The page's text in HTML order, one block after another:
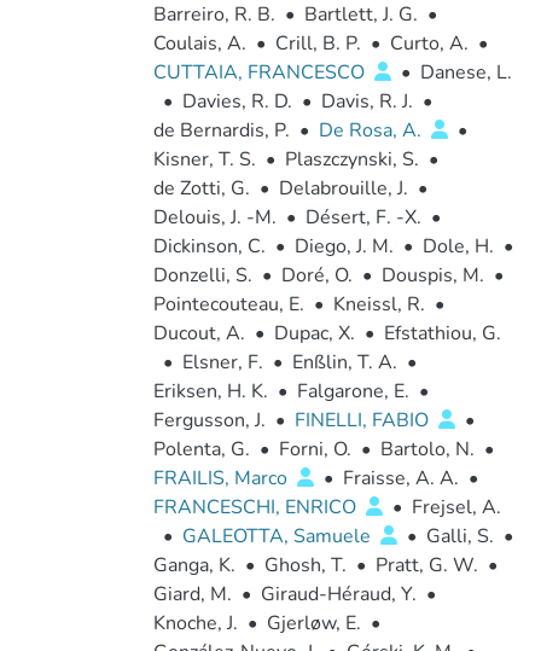
Barreiro, R. B. • Bartlett, J. G. •
Coulais, A. • Crill, B. P. • Curto, A. •
CUTTAIA, FRANCESCO
• Danese, L.
• Davies, R. D. • Davis, R. J. •
de Bernardis, P. • De Rosa, A.
•
Kisner, T. S. • Plaszczynski, S. •
de Zotti, G. • Delabrouille, J. •
Delouis, J. -M. • Désert, F. -X. •
Dickinson, C. • Diego, J. M. • Dole, H. •
Donzelli, S. • Doré, O. • Douspis, M. •
Pointecouteau, E. • Kneissl, R. •
Ducout, A. • Dupac, X. • Efstathiou, G.
• Elsner, F. • Enßlin, T. A. •
Eriksen, H. K. • Falgarone, E. •
Fergusson, J. • FINELLI, FABIO
•
Polenta, G. • Forni, O. • Bartolo, N. •
FRAILIS, Marco
• Fraisse, A. A. •
FRANCESCHI, ENRICO
• Frejsel, A.
• GALEOTTA, Samuele • Galli, S. •
Ganga, K. • Ghosh, T. • Pratt, G. W. •
Giard, M. • Giraud-Héraud, Y. •
Knoche, J. • Gjerløw, E. •